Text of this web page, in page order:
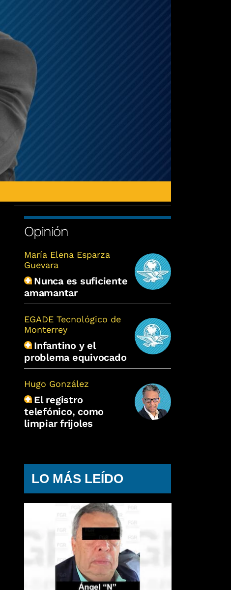
Opinión
María Elena Esparza
Guevara
Nunca es suficiente
amamantar
EGADE Tecnológico de
Monterrey
Infantino y el
problema equivocado
Hugo González
El registro
telefónico, como
limpiar frijoles
LO MÁS LEÍDO